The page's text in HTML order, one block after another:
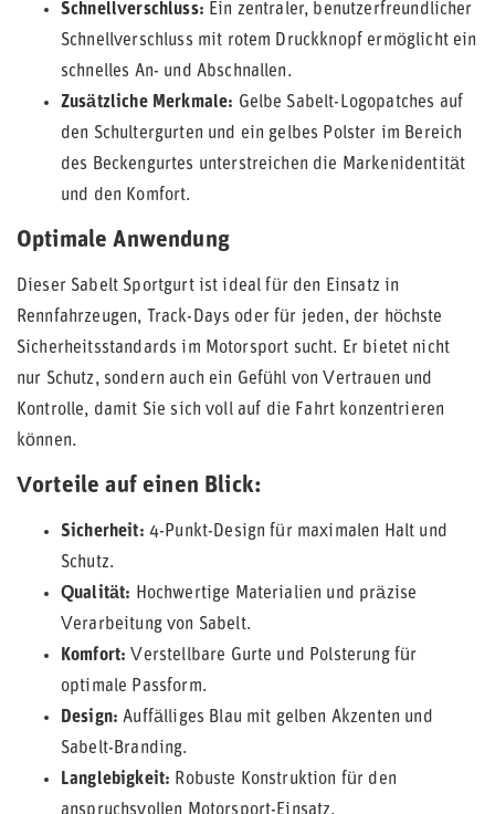
Schnellverschluss: Ein zentraler, benutzerfreundlicher
Schnellverschluss mit rotem Druckknopf ermöglicht ein
schnelles An- und Abschnallen.
Zusätzliche Merkmale: Gelbe Sabelt-Logopatches auf
den Schultergurten und ein gelbes Polster im Bereich
des Beckengurtes unterstreichen die Markenidentität
und den Komfort.
Optimale Anwendung
Dieser Sabelt Sportgurt ist ideal für den Einsatz in
Rennfahrzeugen, Track-Days oder für jeden, der höchste
Sicherheitsstandards im Motorsport sucht. Er bietet nicht
nur Schutz, sondern auch ein Gefühl von Vertrauen und
Kontrolle, damit Sie sich voll auf die Fahrt konzentrieren
können.
Vorteile auf einen Blick:
Sicherheit: 4-Punkt-Design für maximalen Halt und
Schutz.
Qualität: Hochwertige Materialien und präzise
Verarbeitung von Sabelt.
Komfort: Verstellbare Gurte und Polsterung für
optimale Passform.
Design: Auffälliges Blau mit gelben Akzenten und
Sabelt-Branding.
Langlebigkeit: Robuste Konstruktion für den